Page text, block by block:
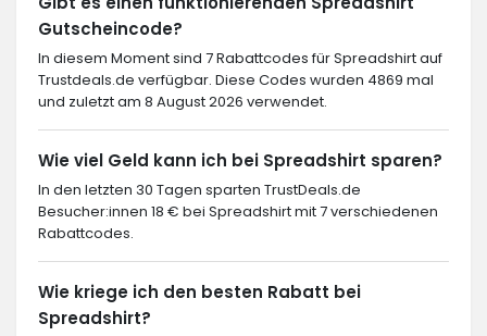
Gutscheincode?
In diesem Moment sind 7 Rabattcodes für Spreadshirt auf
Trustdeals.de verfügbar. Diese Codes wurden 4869 mal
und zuletzt am 8 August 2026 verwendet.
Wie viel Geld kann ich bei Spreadshirt sparen?
In den letzten 30 Tagen sparten TrustDeals.de
Besucher:innen 18 € bei Spreadshirt mit 7 verschiedenen
Rabattcodes.
Wie kriege ich den besten Rabatt bei
Spreadshirt?